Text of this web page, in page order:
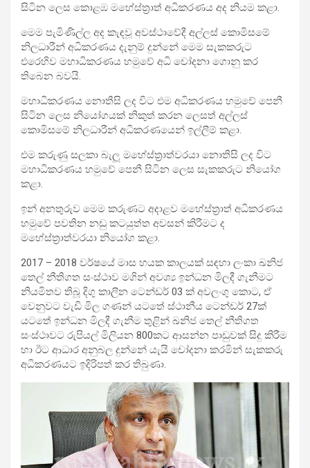
සිටින ලෙස කොළඹ මහේස්ත්‍රාත් අධිකරණය අද නියම කළා.
මෙම පැමිණිල්ල අද කැඳවූ අවස්ථාවේදී අල්ලස් කොමිසමේ
නිලධාරීන් අධිකරණය දැනුම් දුන්නේ මෙම සැකකරුට
එරෙහිව මහාධිකරණය හමුවේ අධි චෝදනා ගොනු කර
තිබෙන බවයි.
මහාධිකරණය නොතීසි ලද විට එම අධිකරණය හමුවේ පෙනී
සිටින ලෙස නියෝගයක් නිකුත් කරන ලෙසත් අල්ලස්
කොමිසමේ නිලධාරීන් අධිකරණයෙන් ඉල්ලීම් කළා.
එම කරුණු සලකා බැලූ මහේස්ත්‍රාත්වරයා නොතිසි ලද විට
මහාධිකරණය හමුවේ පෙනී සිටින ලෙස සැකකරුට නියෝග
කළා.
ඉන් අනතුරුව මෙම කරුණට අදාළව මහේස්ත්‍රාත් අධිකරණය
හමුවේ පවතින නඩු කටයුත්ත අවසන් කිරීමට ද
මහේස්ත්‍රාත්වරයා නියෝග කළා.
2017 – 2018 වර්ෂයේ මාස හයක කාලයක් සඳහා ලංකා ඛනිජ
තෙල් නීතිගත සංස්ථාව මගින් අවශ්‍ය ඉන්ධන මිලදී ගැනීමට
නියමිතව තිබූ දිගු කාලීන ටෙන්ඩර් 03 ක් අවලංගු කොට, ඒ
වෙනුවට වැඩි මිල ගණන් යටතේ ස්ථානීය ටෙන්ඩර් 27ක්
යටතේ ඉන්ධන මිලදී ගැනීම තුළින් ඛනිජ තෙල් නීතිගත
සංස්ථාවට රුපියල් මිලියන 800කට ආසන්න පාඩුවක් සිදු කිරීම
හා ඊට ආධාර අනුබල දුන්නේ යැයි චෝදනා කරමින් සැකකරු
අධිකරණයට ඉදිරිපත් කර තිබුණා.